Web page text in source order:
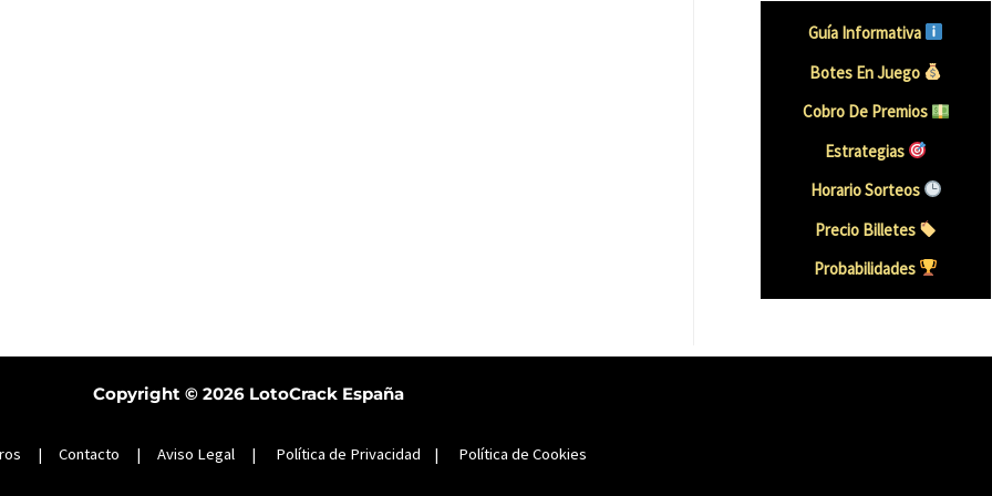
Guía Informativa
Botes En Juego
Cobro De Premios
Estrategias
Horario Sorteos
Precio Billetes
Probabilidades
Copyright © 2026 LotoCrack España
| Contacto | Aviso Legal | Política de Privacidad | Política de Cookies